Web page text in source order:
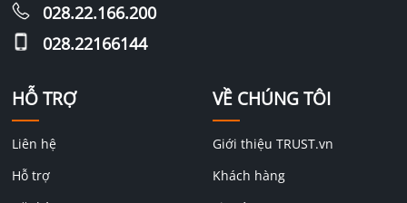
HỖ TRỢ
Liên hệ
Hỗ trợ
VỀ CHÚNG TÔI
Giới thiệu TRUST.vn
Khách hàng
028.22.166.200
028.22166144